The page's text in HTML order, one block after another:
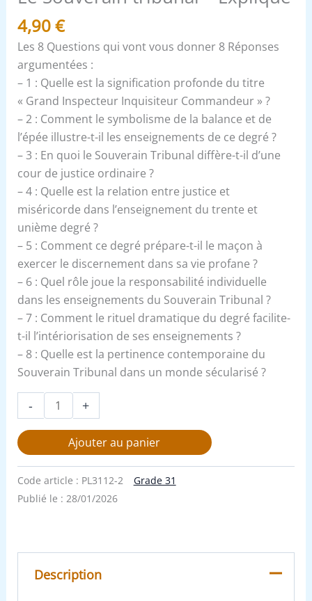
4,90€
Les 8 Questions qui vont vous donner 8 Réponses
argumentées :
– 1 : Quelle est la signification profonde du titre
« Grand Inspecteur Inquisiteur Commandeur » ?
– 2 : Comment le symbolisme de la balance et de
l’épée illustre-t-il les enseignements de ce degré ?
– 3 : En quoi le Souverain Tribunal diffère-t-il d’une
cour de justice ordinaire ?
– 4 : Quelle est la relation entre justice et
miséricorde dans l’enseignement du trente et
unième degré ?
– 5 : Comment ce degré prépare-t-il le maçon à
exercer le discernement dans sa vie profane ?
– 6 : Quel rôle joue la responsabilité individuelle
dans les enseignements du Souverain Tribunal ?
– 7 : Comment le rituel dramatique du degré facilite-
t-il l’intériorisation de ses enseignements ?
– 8 : Quelle est la pertinence contemporaine du
Souverain Tribunal dans un monde sécularisé ?
- +
Ajouter au panier
Code article : PL3112-2
Grade 31
Publié le : 28/01/2026
Description